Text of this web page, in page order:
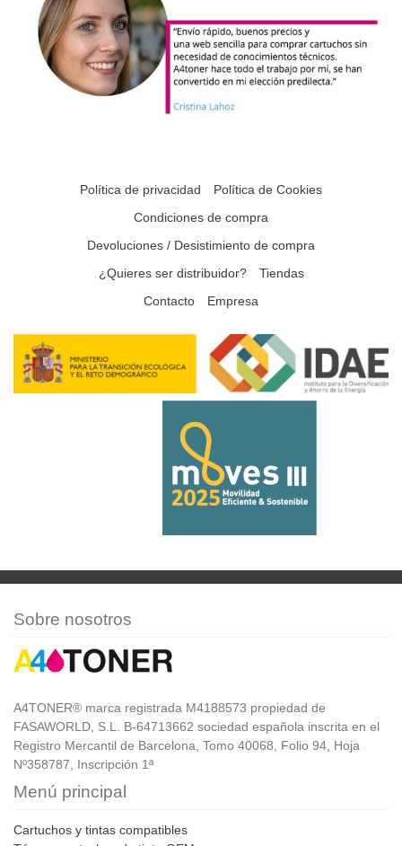
Política de privacidad
Política de Cookies
Condiciones de compra
Devoluciones / Desistimiento de compra
¿Quieres ser distribuidor?
Tiendas
Contacto
Empresa
Sobre nosotros
A4TONER® marca registrada M4188573 propiedad de
FASAWORLD, S.L. B-64713662 sociedad española inscrita en el
Registro Mercantil de Barcelona, Tomo 40068, Folio 94, Hoja
Nº358787, Inscripción 1ª
Menú principal
Cartuchos y tintas compatibles